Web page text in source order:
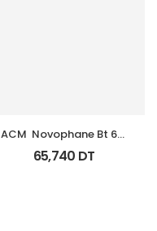
ACM  Novophane Bt 60
Gelules
65,740 DT